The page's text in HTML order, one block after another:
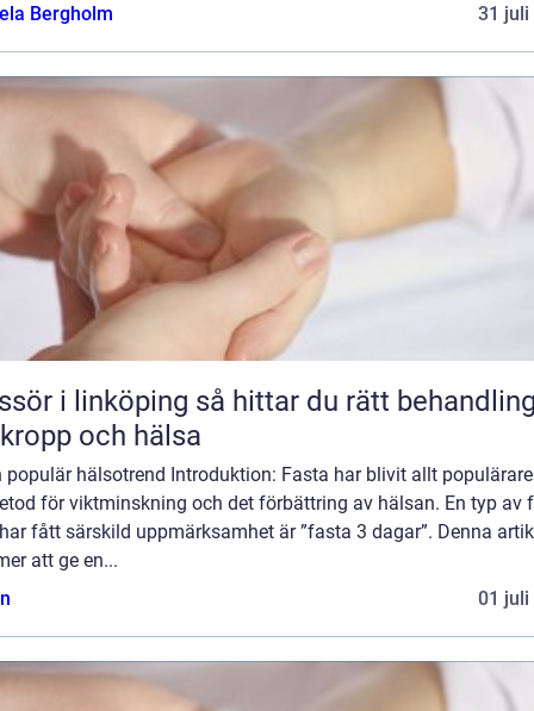
Bergholm
31 juli
så hittar du rätt behandling
och hälsa
populär hälsotrend Introduktion: Fasta har blivit allt
för viktminskning och det förbättring av hälsan. En typ av
fått särskild uppmärksamhet är ”fasta 3 dagar”. Denna
att ge en...
01 juli